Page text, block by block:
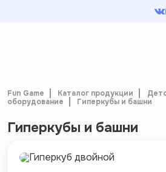
Fun Game Каталог продукции
оборудование
Гиперкубы и башни
Гиперкубы и башни